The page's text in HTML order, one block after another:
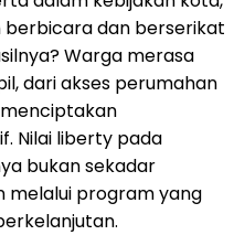
dan berserikat
Warga merasa
dari akses perumahan
Nilai liberty pada
bukan sekadar
melalui program yang